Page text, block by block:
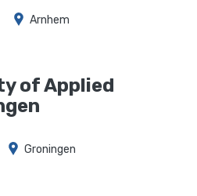
Arnhem
of Applied
Groningen